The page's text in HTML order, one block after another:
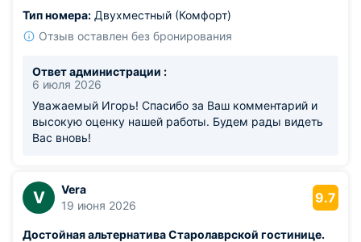
Тип номера: Двухместный (Комфорт)
Отзыв оставлен без бронирования
Ответ администрации :
6 июля 2026
Уважаемый Игорь! Спасибо за Ваш комментарий и
высокую оценку нашей работы. Будем рады видеть
Вас вновь!
V
Vera
19 июня 2026
9.7
Достойная альтернатива Старолаврской гостинице.